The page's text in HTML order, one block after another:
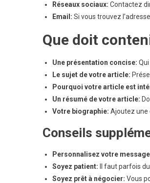
Réseaux sociaux: Contactez
Email: Si vous trouvez
Que doit
Une présentation concise:
Le sujet de votre article:
Pourquoi votre article est
Un résumé de votre article:
Votre biographie: Ajoutez une
Conseils
Personnalisez votre
Soyez patient: Il faut parfois
Soyez prêt à négocier: Vous